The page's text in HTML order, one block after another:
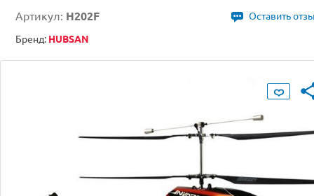
Артикул: H202F
Оставить
Бренд: HUBSAN